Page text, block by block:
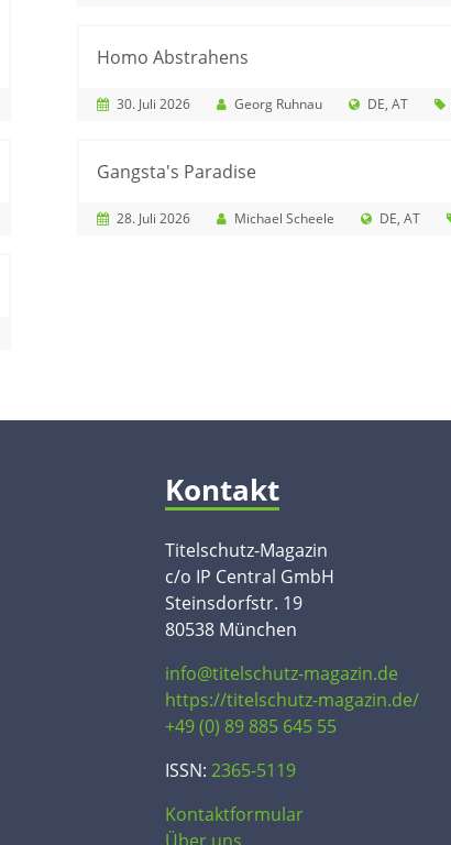
Homo Abstrahens
30. Juli 2026 Georg Ruhnau DE AT
Gangsta's Paradise
28. Juli 2026 Michael Scheele DE AT
Kontakt
Titelschutz-Magazin
c/o IP Central GmbH
Steinsdorfstr. 19
80538 München
info@titelschutz-magazin.de
https://titelschutz-magazin.de/
+49 (0) 89 885 645 55
ISSN: 2365-5119
Kontaktformular